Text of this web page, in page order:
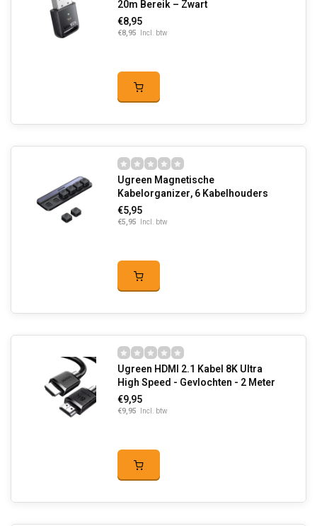
20m Bereik – Zwart
€8,95
€8,95 Incl. btw
Ugreen Magnetische
Kabelorganizer, 6 Kabelhouders
€5,95
€5,95 Incl. btw
Ugreen HDMI 2.1 Kabel 8K Ultra
High Speed - Gevlochten - 2 Meter
€9,95
€9,95 Incl. btw